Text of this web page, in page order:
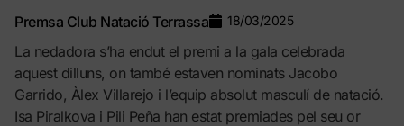
Premsa Club Natació Terrassa 18/03/2025
La nedadora s’ha endut el premi a la gala celebrada
aquest dilluns, on també estaven nominats Jacobo
Garrido, Àlex Villarejo i l’equip absolut masculí de natació.
Isa Piralkova i Pili Peña han estat premiades pel seu or